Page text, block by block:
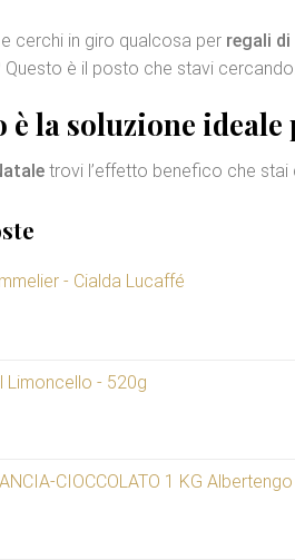
cerchi in giro qualcosa per regali di
è il posto che stavi
è la soluzione ideale
trovi l’effetto benefico che
- Cialda Lucaffé
Limoncello - 520g
CIOCCOLATO 1 KG Albertengo